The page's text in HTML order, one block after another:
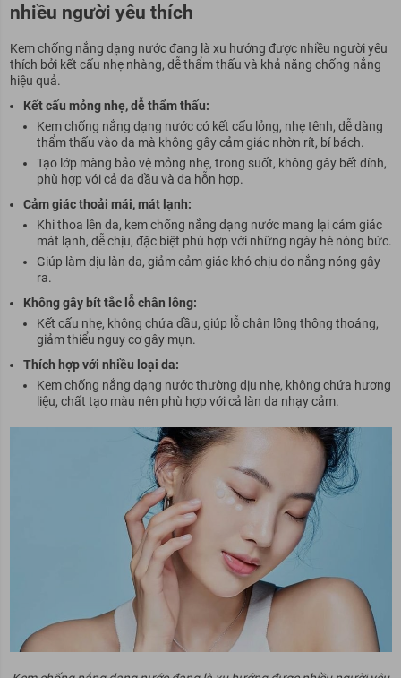
nhiều người yêu thích
Kem chống nắng dạng nước đang là xu hướng được nhiều người yêu
thích bởi kết cấu nhẹ nhàng, dễ thẩm thấu và khả năng chống nắng
hiệu quả.
Kết cấu mỏng nhẹ, dễ thẩm thấu:
Kem chống nắng dạng nước có kết cấu lỏng, nhẹ tênh, dễ dàng
thẩm thấu vào da mà không gây cảm giác nhờn rít, bí bách.
Tạo lớp màng bảo vệ mỏng nhẹ, trong suốt, không gây bết dính,
phù hợp với cả da dầu và da hỗn hợp.
Cảm giác thoải mái, mát lạnh:
Khi thoa lên da, kem chống nắng dạng nước mang lại cảm giác
mát lạnh, dễ chịu, đặc biệt phù hợp với những ngày hè nóng bức.
Giúp làm dịu làn da, giảm cảm giác khó chịu do nắng nóng gây
ra.
Không gây bít tắc lỗ chân lông:
Kết cấu nhẹ, không chứa dầu, giúp lỗ chân lông thông thoáng,
giảm thiểu nguy cơ gây mụn.
Thích hợp với nhiều loại da:
Kem chống nắng dạng nước thường dịu nhẹ, không chứa hương
liệu, chất tạo màu nên phù hợp với cả làn da nhạy cảm.